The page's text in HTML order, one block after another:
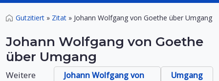
Gutzitiert » Zitat » Johann Wolfgang von Goethe über Umgang
Johann Wolfgang von Goethe
über Umgang
Weitere
Johann Wolfgang von
Umgang